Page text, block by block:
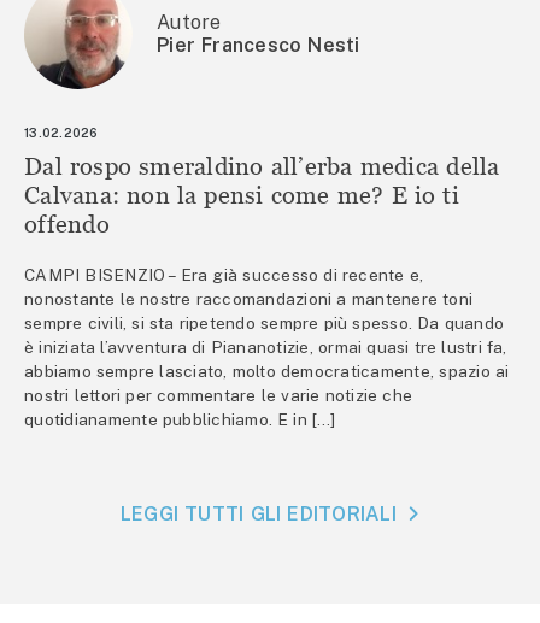
Autore
Pier Francesco Nesti
13.02.2026
Dal rospo smeraldino all’erba medica della
Calvana: non la pensi come me? E io ti
offendo
CAMPI BISENZIO – Era già successo di recente e,
nonostante le nostre raccomandazioni a mantenere toni
sempre civili, si sta ripetendo sempre più spesso. Da quando
è iniziata l’avventura di Piananotizie, ormai quasi tre lustri fa,
abbiamo sempre lasciato, molto democraticamente, spazio ai
nostri lettori per commentare le varie notizie che
quotidianamente pubblichiamo. E in […]
LEGGI TUTTI GLI EDITORIALI